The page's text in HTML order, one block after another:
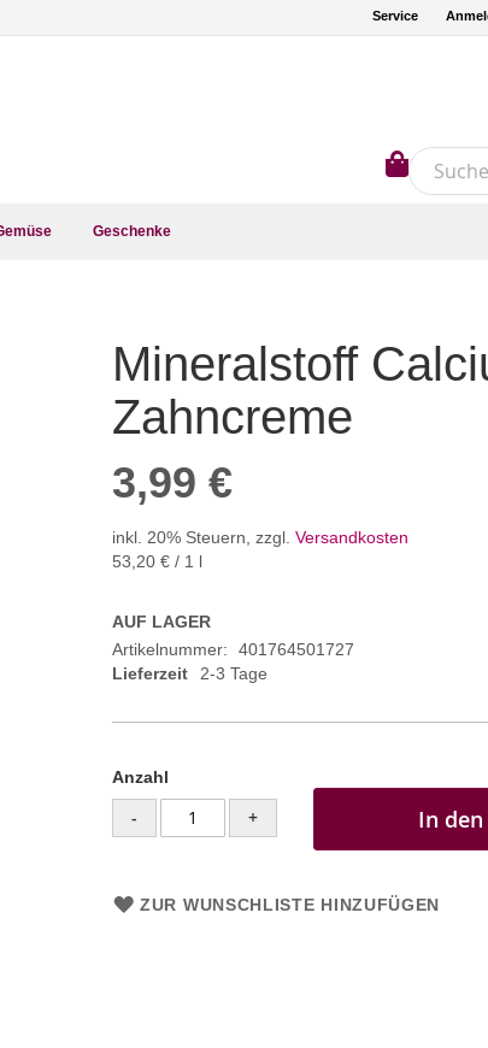
Service
Suche
Mein
Geschenke
Bildergalerie
Mineralstoff
Zahncreme
3,99 €
inkl. 20% Steuern zzgl. Versandkosten
53,20 € / 1 l
AUF LAGER
Artikelnummer
401764501727
Lieferzeit
2-3 Tage
Anzahl
- + In
ZUR WUNSCHLISTE HINZUFÜGEN